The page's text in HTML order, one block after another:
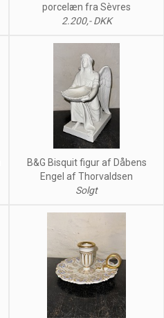
porcelæn fra Sèvres
2.200,- DKK
B&G Bisquit figur af Dåbens
Engel af Thorvaldsen
Solgt